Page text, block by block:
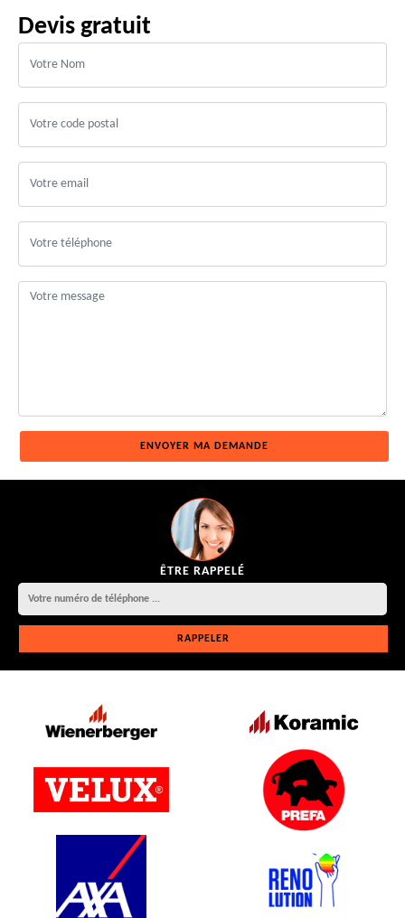
Devis gratuit
ÊTRE RAPPELÉ